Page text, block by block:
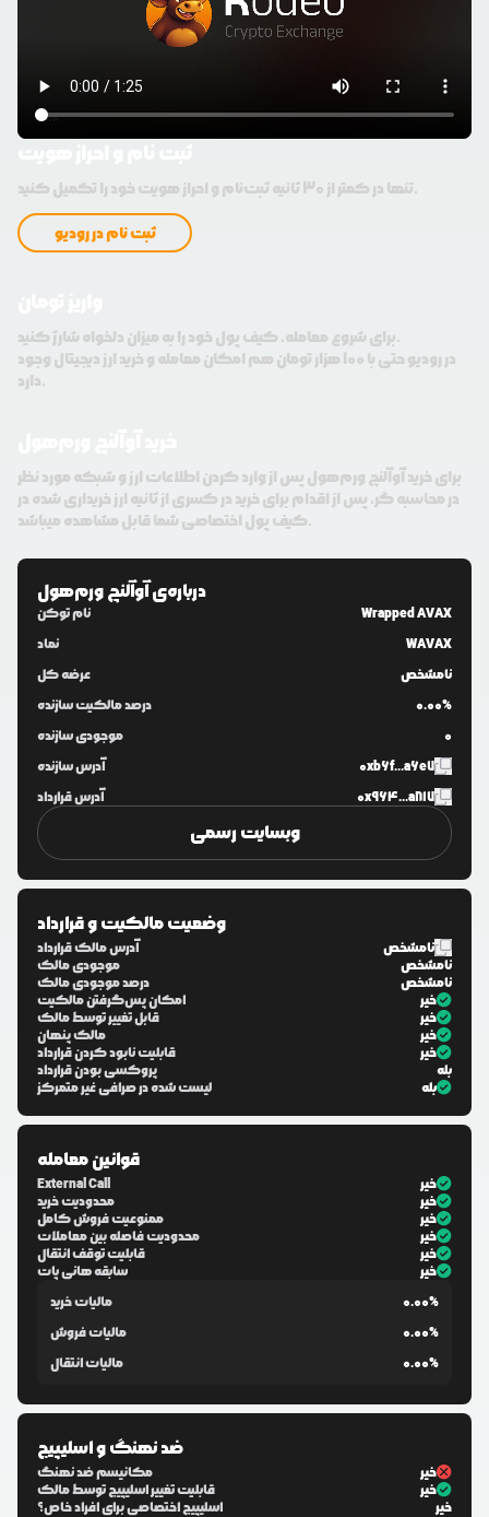
تنها در کمتر از 30 ثانیه ثبت‌نام و احراز هویت خود را تکمیل کنید.
ثبت نام در رودیو
برای شروع معامله، کیف پول خود را به میزان دلخواه شارژ کنید.
در رودیو حتی با 100 هزار تومان هم امکان معامله و خرید ارز دیجیتال وجود
دارد.
برای خرید آوآلنچ ورم‌هول پس از وارد کردن اطلاعات ارز و شبکه مورد نظر
در محاسبه گر، پس از اقدام برای خرید در کسری از ثانیه ارز خریداری شده در
کیف پول اختصاصی شما قابل مشاهده میباشد.
درباره‌یآوآلنچ ورم‌هول
نام توکن
Wrapped AVAX
نماد
WAVAX
عرضه کل
نامشخص
درصد مالکیت سازنده
0.00%
موجودی سازنده
0
آدرس سازنده
0xb6f...a6e7
آدرس قرارداد
0x964...a817
وبسایت رسمی
وضعیت مالکیت و قرارداد
آدرس مالک قرارداد
نامشخص
موجودی مالک
نامشخص
درصد موجودی مالک
نامشخص
امکان پس‌گرفتن مالکیت
خیر
قابل تغییر توسط مالک
خیر
مالک پنهان
خیر
قابلیت نابود کردن قرارداد
خیر
پروکسی بودن قرارداد
بله
لیست شده در صرافی غیر متمرکز
بله
قوانین معامله
External Call
خیر
محدودیت خرید
خیر
ممنوعیت فروش کامل
خیر
محدودیت فاصله بین معاملات
خیر
قابلیت توقف انتقال
خیر
سابقه هانی پات
خیر
مالیات خرید
0.00%
مالیات فروش
0.00%
مالیات انتقال
0.00%
ضد نهنگ و اسلیپیج
مکانیسم ضد نهنگ
خیر
قابلیت تغییر اسلیپیج توسط مالک
خیر
اسلیپیج اختصاصی برای افراد خاص؟
خیر